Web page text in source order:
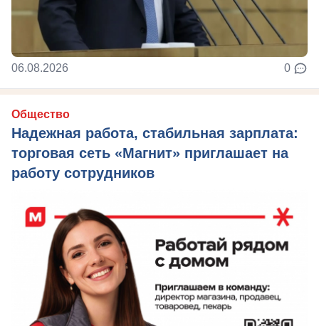
06.08.2026 0
Общество
Надежная работа, стабильная зарплата:
торговая сеть «Магнит» приглашает на
работу сотрудников